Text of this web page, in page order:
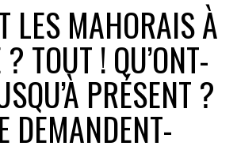
LES MAHORAIS À
TOUT ! QU’ONT-
PRÉSENT ?
DEMANDENT-